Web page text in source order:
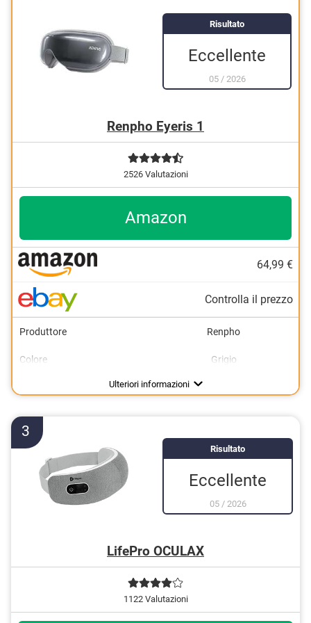
Risultato
Eccellente
05/ 2026
Renpho Eyeris 1
2526 Valutazioni
Amazon
64,99 €
Controlla il prezzo
Produttore Renpho
Colore
Grigio
Ulteriori informazioni
3
Risultato
Eccellente
05/ 2026
LifePro OCULAX
1122 Valutazioni